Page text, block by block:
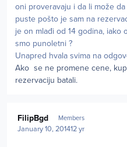
oni proveravaju i da li može
puste pošto je sam na
je on mlađi od 14 godina, iako
smo punoletni ?
Unapred hvala svima na
Ako se ne promene cene,
rezervaciju batali.
FilipBgd Members
January 10, 201412 yr